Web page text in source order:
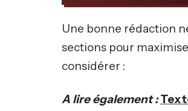
Une bonne rédaction
sections pour
considérer :
A lire également :